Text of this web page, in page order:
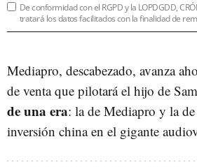
De conformidad con el RGPD y la LOPDGDD,
tratará los datos facilitados con la finalidad de
Mediapro, descabezado, avanza
de venta que pilotará el hijo de
de una era: la de Mediapro y la
inversión china en el gigante